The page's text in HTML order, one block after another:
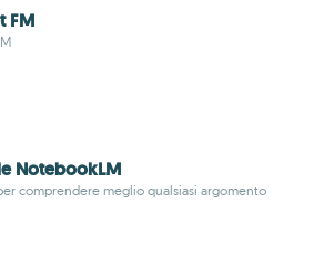
FM
NotebookLM
comprendere meglio qualsiasi argomento